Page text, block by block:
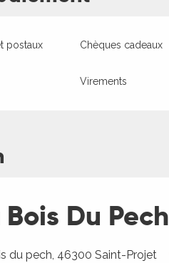
postaux Chèques cadeaux
Virements
Du Pech
du pech, 46300 Saint-Projet